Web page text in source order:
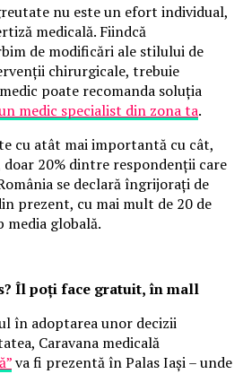
nu este un efort individual,
medicală. Fiindcă
de modificări ale stilului de
chirurgicale, trebuie
poate recomanda soluția
medic specialist din zona ta.
cu atât mai importantă cu cât,
20% dintre respondenții care
se declară îngrijorați de
prezent, cu mai mult de 20 de
globală.
Îl poți face gratuit, în mall
în adoptarea unor decizii
Caravana medicală
va fi prezentă în Palas Iași – unde